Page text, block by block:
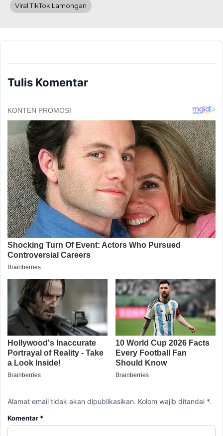
Viral TikTok Lamongan
Tulis Komentar
Alamat email tidak akan dipublikasikan. Kolom wajib ditandai *.
Komentar *